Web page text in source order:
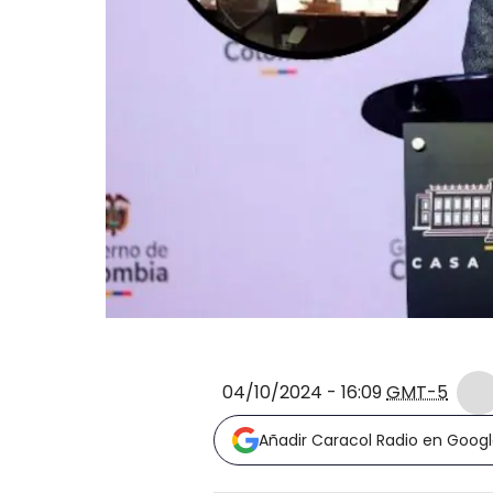
04/10/2024 - 16:09GMT-5
Añadir Caracol Radio en